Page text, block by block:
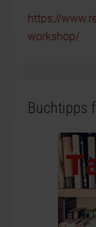
https://
workshop/
Buchtipps